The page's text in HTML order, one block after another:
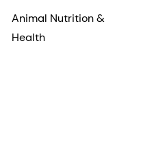
Animal Nutrition &
Health